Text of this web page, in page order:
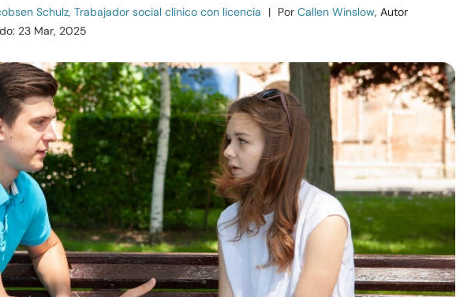
Schulz, Trabajador social clínico con licencia | Por Callen Winslow, Autor
23 Mar, 2025